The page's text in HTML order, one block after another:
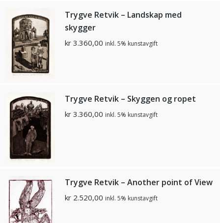
Trygve Retvik – Landskap med
skygger
kr 3.360,00 inkl. 5% kunstavgift
Trygve Retvik – Skyggen og ropet
kr 3.360,00 inkl. 5% kunstavgift
Trygve Retvik – Another point of View
kr 2.520,00 inkl. 5% kunstavgift